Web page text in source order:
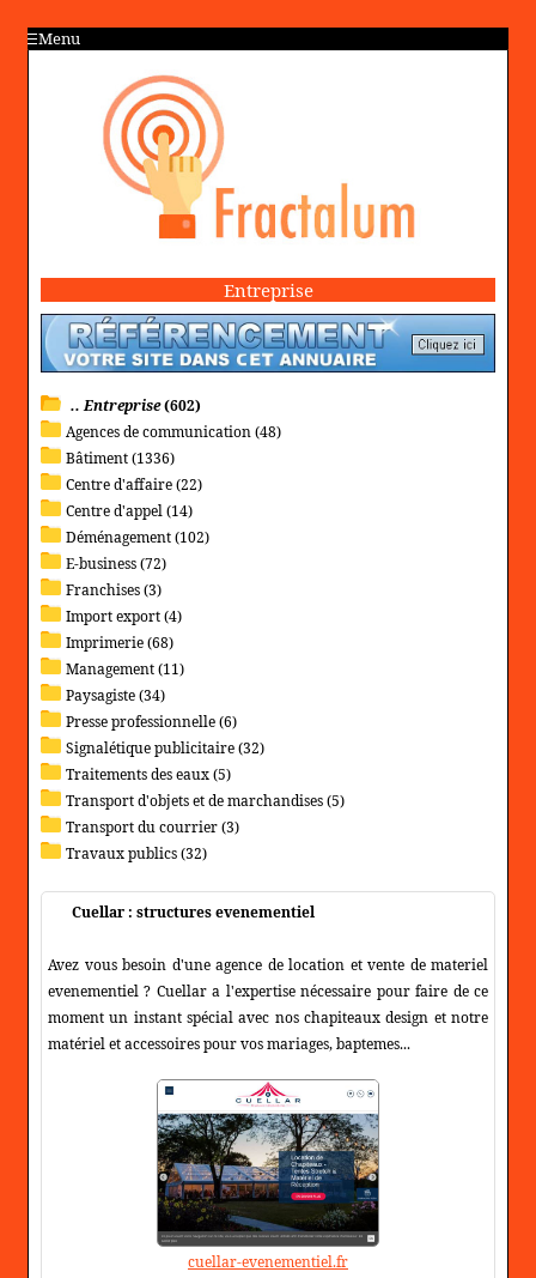
Menu
Entreprise
.. Entreprise(602)
Agences de communication (48)
Bâtiment (1336)
Centre d'affaire (22)
Centre d'appel (14)
Déménagement (102)
E-business (72)
Franchises (3)
Import export (4)
Imprimerie (68)
Management (11)
Paysagiste (34)
Presse professionnelle (6)
Signalétique publicitaire (32)
Traitements des eaux (5)
Transport d'objets et de marchandises (5)
Transport du courrier (3)
Travaux publics (32)
Cuellar : structures evenementiel
Avez vous besoin d'une agence de location et vente de materiel
evenementiel ? Cuellar a l'expertise nécessaire pour faire de ce
moment un instant spécial avec nos chapiteaux design et notre
matériel et accessoires pour vos mariages, baptemes...
cuellar-evenementiel.fr